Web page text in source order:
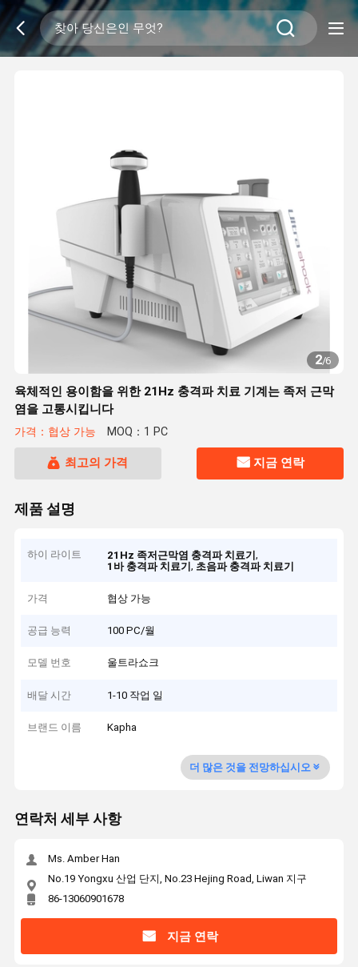
2/6
육체적인 용이함을 위한 21Hz 충격파 치료 기계는 족저 근막
염을 고통시킵니다
가격：협상 가능 MOQ：1 PC
최고의 가격 지금 연락
제품 설명
하이 라이트 21Hz 족저근막염 충격파 치료기,
1바 충격파 치료기, 초음파 충격파 치료기
가격 협상 가능
공급 능력 100 PC/월
모델 번호 울트라쇼크
배달 시간 1-10 작업 일
브랜드 이름 Kapha
더 많은 것을 전망하십시오
연락처 세부 사항
Ms. Amber Han
No.19 Yongxu 산업 단지, No.23 Hejing Road, Liwan 지구
86-13060901678
지금 연락